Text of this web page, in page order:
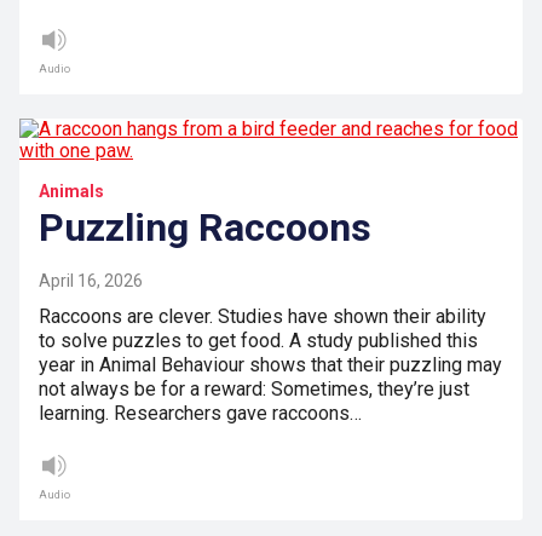
Audio
Animals
Puzzling Raccoons
April 16, 2026
Raccoons are clever. Studies have shown their ability
to solve puzzles to get food. A study published this
year in Animal Behaviour shows that their puzzling may
not always be for a reward: Sometimes, they’re just
learning. Researchers gave raccoons…
Audio